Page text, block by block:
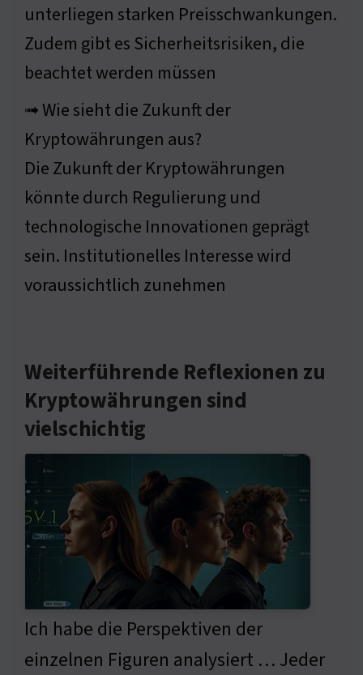
unterliegen starken Preisschwankungen.
Zudem gibt es Sicherheitsrisiken, die
beachtet werden müssen
➟ Wie sieht die Zukunft der
Kryptowährungen aus?
Die Zukunft der Kryptowährungen
könnte durch Regulierung und
technologische Innovationen geprägt
sein. Institutionelles Interesse wird
voraussichtlich zunehmen
Weiterführende Reflexionen zu
Kryptowährungen sind
vielschichtig
Ich habe die Perspektiven der
einzelnen Figuren analysiert … Jeder